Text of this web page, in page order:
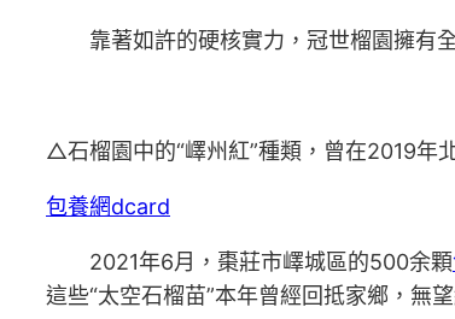
靠著如許的硬核實力，冠世榴園擁有
△石榴園中的“嶧州紅”種類，曾在2019年
包養網dcard
2021年6月，棗莊市嶧城區的500余顆
這些“太空石榴苗”本年曾經回抵家鄉，無